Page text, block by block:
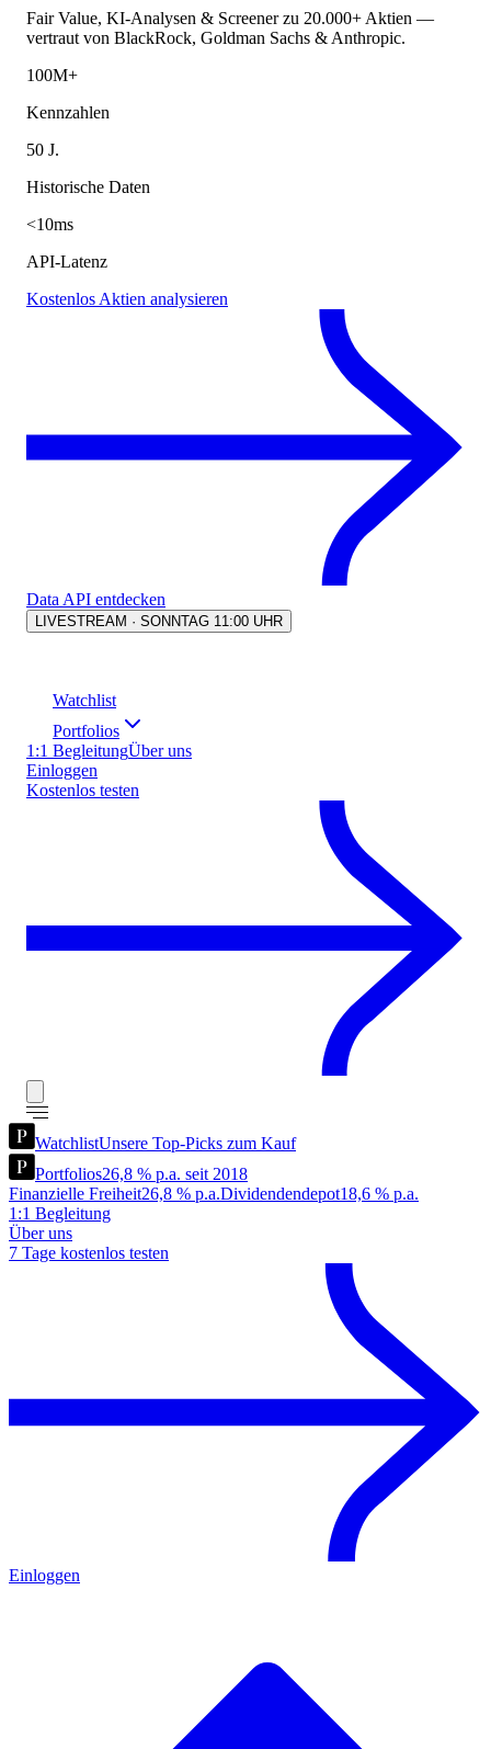
Fair Value, KI-Analysen & Screener zu 20.000+ Aktien —
vertraut von BlackRock, Goldman Sachs & Anthropic.
100M+
Kennzahlen
50 J.
Historische Daten
<10ms
API-Latenz
Kostenlos Aktien analysieren
Data API entdecken
LIVESTREAM · SONNTAG 11:00 UHR
Watchlist
Portfolios
1:1 BegleitungÜber uns
Einloggen
Kostenlos testen
WatchlistUnsere Top-Picks zum Kauf
Portfolios26,8 % p.a. seit 2018
Finanzielle Freiheit26,8 % p.a.Dividendendepot18,6 % p.a.
1:1 Begleitung
Über uns
7 Tage kostenlos testen
Einloggen